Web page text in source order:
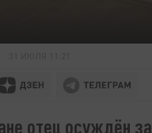
отец осуждён за